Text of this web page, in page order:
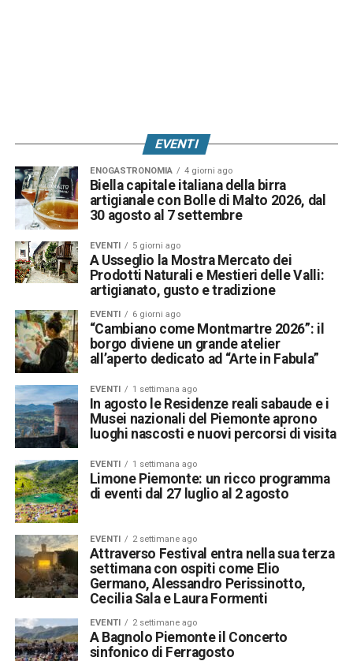
EVENTI
ENOGASTRONOMIA 4 giorni ago
Biella capitale italiana della birra
artigianale con Bolle di Malto 2026, dal
30 agosto al 7 settembre
EVENTI 5 giorni ago
A Usseglio la Mostra Mercato dei
Prodotti Naturali e Mestieri delle Valli:
artigianato, gusto e tradizione
EVENTI 6 giorni ago
“Cambiano come Montmartre 2026”: il
borgo diviene un grande atelier
all’aperto dedicato ad “Arte in Fabula”
EVENTI 1 settimana ago
In agosto le Residenze reali sabaude e i
Musei nazionali del Piemonte aprono
luoghi nascosti e nuovi percorsi di visita
EVENTI 1 settimana ago
Limone Piemonte: un ricco programma
di eventi dal 27 luglio al 2 agosto
EVENTI 2 settimane ago
Attraverso Festival entra nella sua terza
settimana con ospiti come Elio
Germano, Alessandro Perissinotto,
Cecilia Sala e Laura Formenti
EVENTI 2 settimane ago
A Bagnolo Piemonte il Concerto
sinfonico di Ferragosto